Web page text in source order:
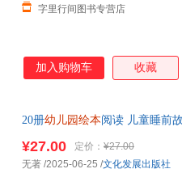
字里行间图书专营店
加入购物车 收藏
20册幼儿园绘本阅读 儿童睡前
¥27.00 定价： ¥27.00
无著 /2025-06-25 /文化发展出版社